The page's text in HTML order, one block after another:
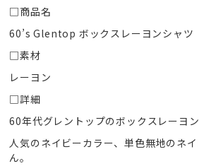
□商品名
60’s Glentop ボックスレーヨンシャツ
□素材
レーヨン
□詳細
60年代グレントップのボックスレーヨン
人気のネイビーカラー、単色無地のネ
ん。